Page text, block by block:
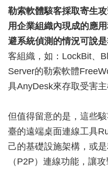
勒索軟體駭客採取寄生
用企業組織內現成的應
避系統偵測的情況可說是
客組織，如：LockBit、
Server的勒索軟體
具AnyDesk來存取受害主
但值得留意的是，這些
臺的遠端桌面連線工具
己的基礎設施架構，或
（P2P）連線功能，讓